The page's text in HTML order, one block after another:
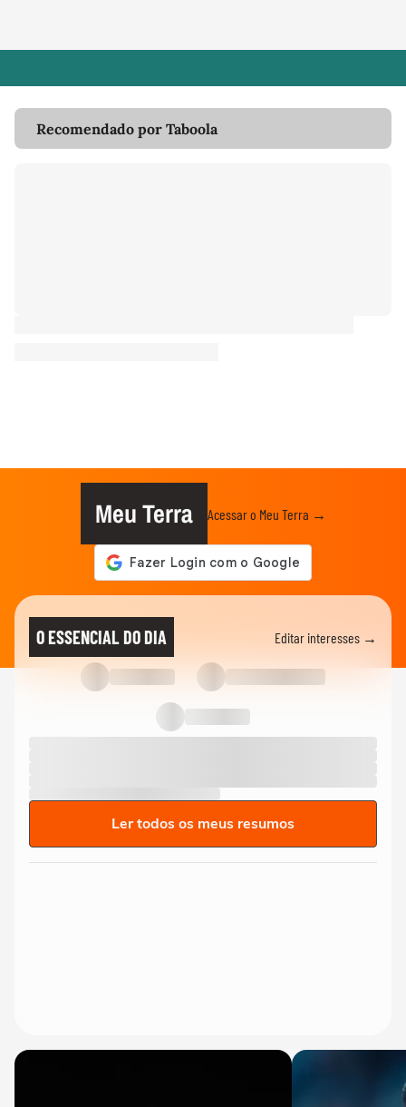
Recomendado por Taboola
Meu Terra Acessar o Meu Terra →
O ESSENCIAL DO DIA Editar interesses →
Ler todos os meus resumos